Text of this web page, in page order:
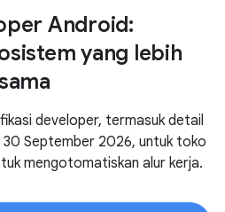
Android:
yang lebih
developer, termasuk detail
30 September 2026, untuk toko
mengotomatiskan alur kerja.